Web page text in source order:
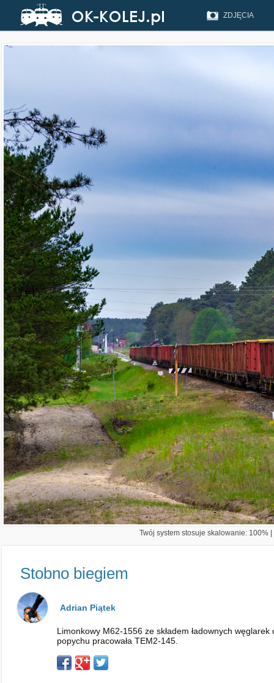
ZDJĘCIA
Twój system stosuje skalowanie: 100%
Stobno biegiem
Adrian Piątek
Limonkowy M62-1556 ze składem ładownych
popychu pracowała TEM2-145.